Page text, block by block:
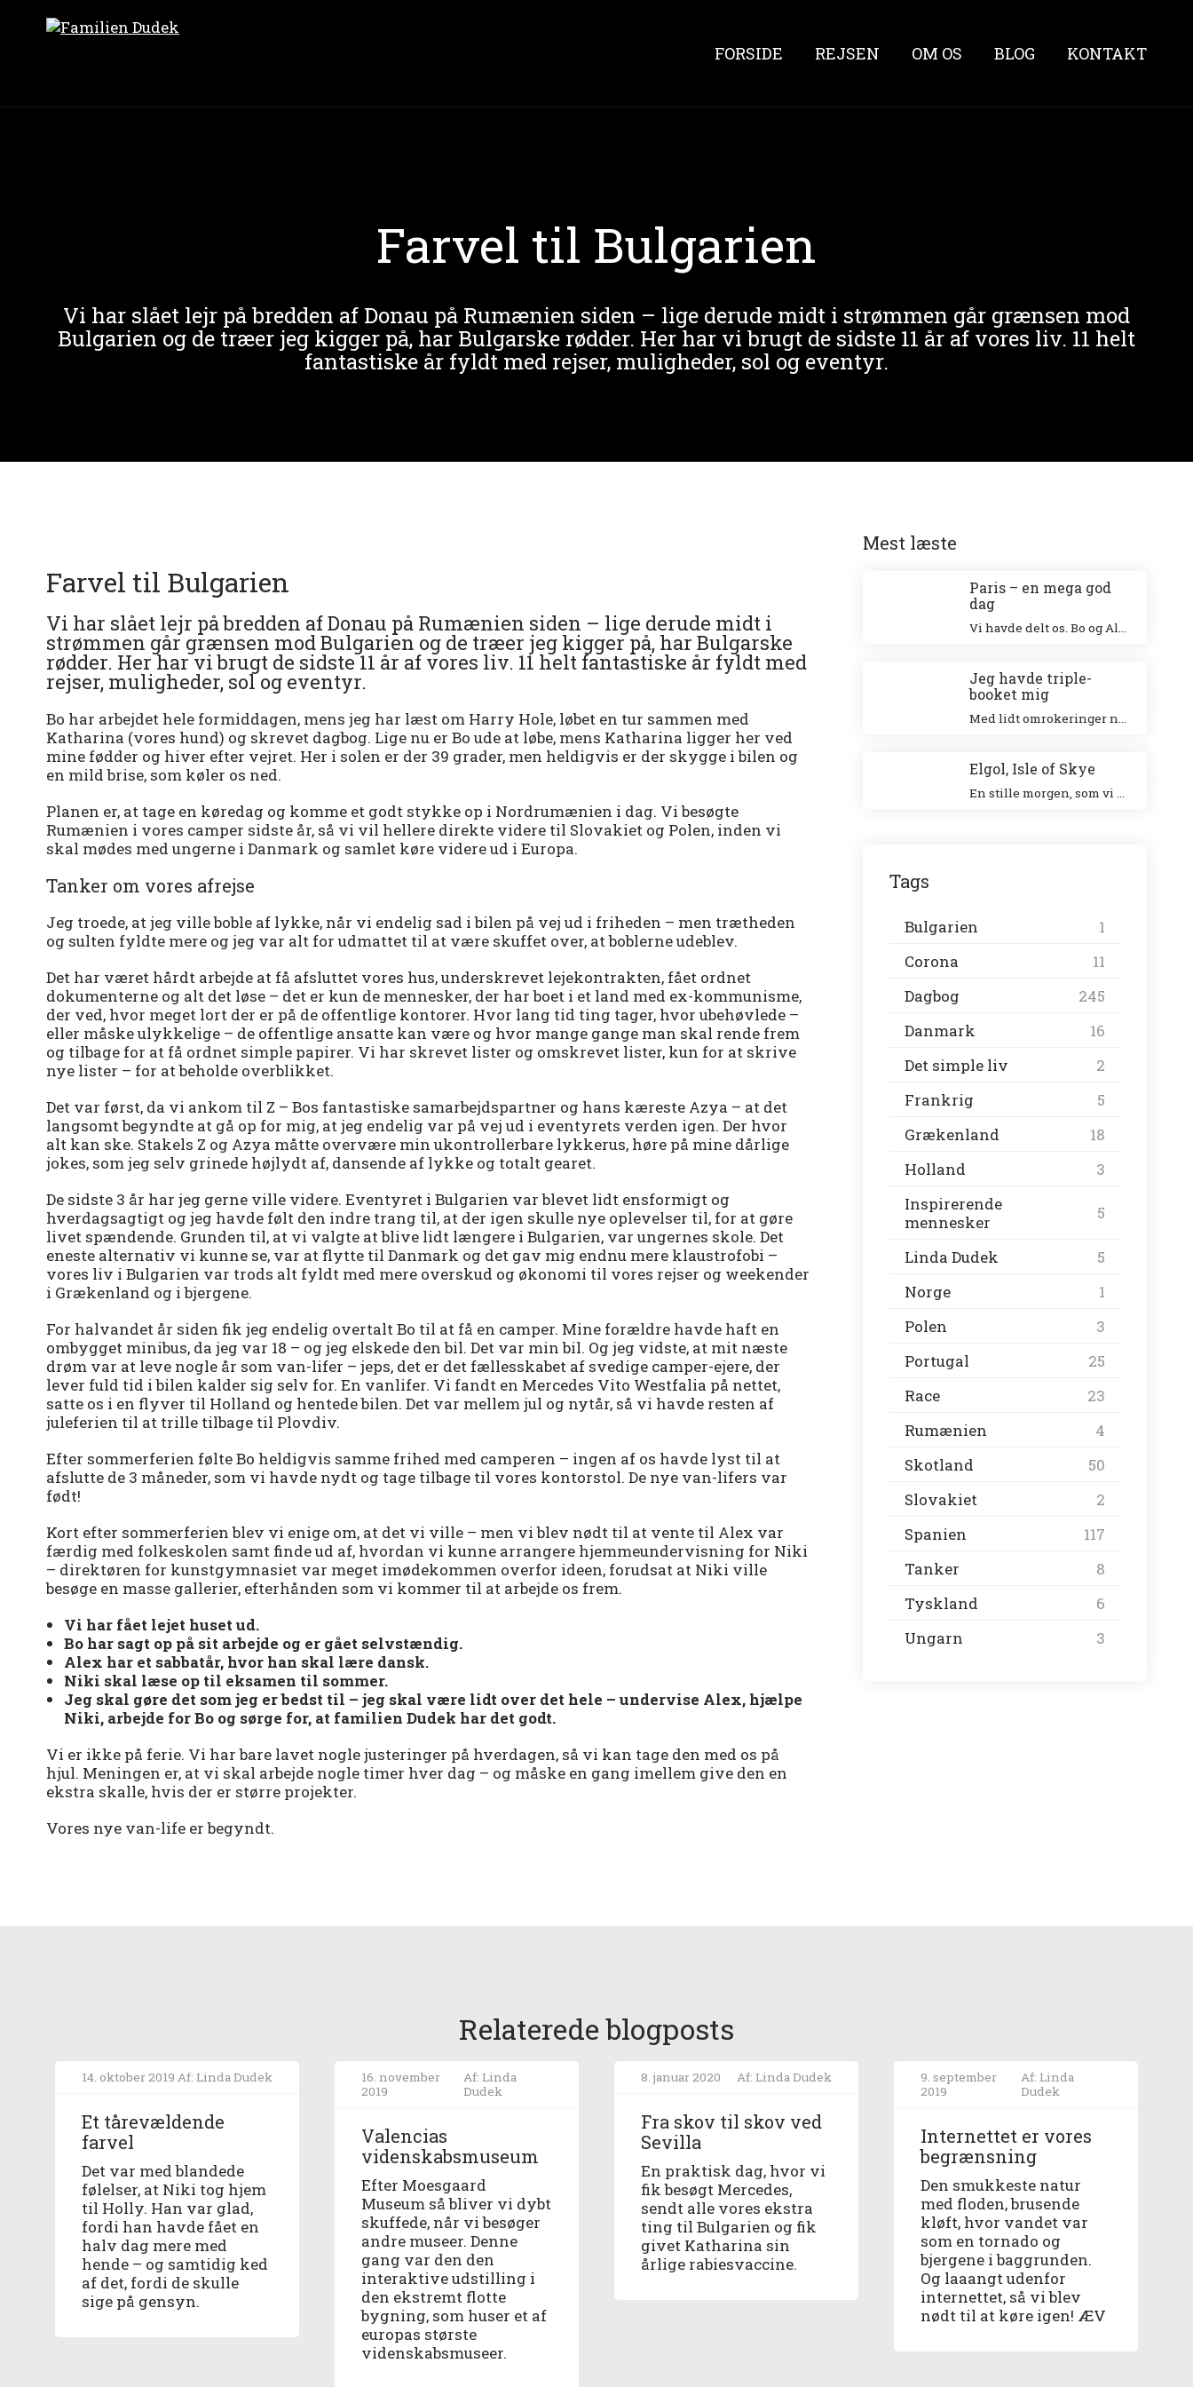
FORSIDE REJSEN OM OS BLOG KONTAKT
Farvel til Bulgarien
Vi har slået lejr på bredden af Donau på Rumænien siden – lige derude midt i strømmen går grænsen mod
Bulgarien og de træer jeg kigger på, har Bulgarske rødder. Her har vi brugt de sidste 11 år af vores liv. 11 helt
fantastiske år fyldt med rejser, muligheder, sol og eventyr.
Farvel til Bulgarien
Vi har slået lejr på bredden af Donau på Rumænien siden – lige derude midt i
strømmen går grænsen mod Bulgarien og de træer jeg kigger på, har Bulgarske
rødder. Her har vi brugt de sidste 11 år af vores liv. 11 helt fantastiske år fyldt med
rejser, muligheder, sol og eventyr.
Bo har arbejdet hele formiddagen, mens jeg har læst om Harry Hole, løbet en tur sammen med
Katharina (vores hund) og skrevet dagbog. Lige nu er Bo ude at løbe, mens Katharina ligger her ved
mine fødder og hiver efter vejret. Her i solen er der 39 grader, men heldigvis er der skygge i bilen og
en mild brise, som køler os ned.
Planen er, at tage en køredag og komme et godt stykke op i Nordrumænien i dag. Vi besøgte
Rumænien i vores camper sidste år, så vi vil hellere direkte videre til Slovakiet og Polen, inden vi
skal mødes med ungerne i Danmark og samlet køre videre ud i Europa.
Tanker om vores afrejse
Jeg troede, at jeg ville boble af lykke, når vi endelig sad i bilen på vej ud i friheden – men trætheden
og sulten fyldte mere og jeg var alt for udmattet til at være skuffet over, at boblerne udeblev.
Det har været hårdt arbejde at få afsluttet vores hus, underskrevet lejekontrakten, fået ordnet
dokumenterne og alt det løse – det er kun de mennesker, der har boet i et land med ex-kommunisme,
der ved, hvor meget lort der er på de offentlige kontorer. Hvor lang tid ting tager, hvor ubehøvlede –
eller måske ulykkelige – de offentlige ansatte kan være og hvor mange gange man skal rende frem
og tilbage for at få ordnet simple papirer. Vi har skrevet lister og omskrevet lister, kun for at skrive
nye lister – for at beholde overblikket.
Det var først, da vi ankom til Z – Bos fantastiske samarbejdspartner og hans kæreste Azya – at det
langsomt begyndte at gå op for mig, at jeg endelig var på vej ud i eventyrets verden igen. Der hvor
alt kan ske. Stakels Z og Azya måtte overvære min ukontrollerbare lykkerus, høre på mine dårlige
jokes, som jeg selv grinede højlydt af, dansende af lykke og totalt gearet.
De sidste 3 år har jeg gerne ville videre. Eventyret i Bulgarien var blevet lidt ensformigt og
hverdagsagtigt og jeg havde følt den indre trang til, at der igen skulle nye oplevelser til, for at gøre
livet spændende. Grunden til, at vi valgte at blive lidt længere i Bulgarien, var ungernes skole. Det
eneste alternativ vi kunne se, var at flytte til Danmark og det gav mig endnu mere klaustrofobi –
vores liv i Bulgarien var trods alt fyldt med mere overskud og økonomi til vores rejser og weekender
i Grækenland og i bjergene.
For halvandet år siden fik jeg endelig overtalt Bo til at få en camper. Mine forældre havde haft en
ombygget minibus, da jeg var 18 – og jeg elskede den bil. Det var min bil. Og jeg vidste, at mit næste
drøm var at leve nogle år som van-lifer – jeps, det er det fællesskabet af svedige camper-ejere, der
lever fuld tid i bilen kalder sig selv for. En vanlifer. Vi fandt en Mercedes Vito Westfalia på nettet,
satte os i en flyver til Holland og hentede bilen. Det var mellem jul og nytår, så vi havde resten af
juleferien til at trille tilbage til Plovdiv.
Efter sommerferien følte Bo heldigvis samme frihed med camperen – ingen af os havde lyst til at
afslutte de 3 måneder, som vi havde nydt og tage tilbage til vores kontorstol. De nye van-lifers var
født!
Kort efter sommerferien blev vi enige om, at det vi ville – men vi blev nødt til at vente til Alex var
færdig med folkeskolen samt finde ud af, hvordan vi kunne arrangere hjemmeundervisning for Niki
– direktøren for kunstgymnasiet var meget imødekommen overfor ideen, forudsat at Niki ville
besøge en masse gallerier, efterhånden som vi kommer til at arbejde os frem.
Vi har fået lejet huset ud.
Bo har sagt op på sit arbejde og er gået selvstændig.
Alex har et sabbatår, hvor han skal lære dansk.
Niki skal læse op til eksamen til sommer.
Jeg skal gøre det som jeg er bedst til – jeg skal være lidt over det hele – undervise Alex, hjælpe
Niki, arbejde for Bo og sørge for, at familien Dudek har det godt.
Vi er ikke på ferie. Vi har bare lavet nogle justeringer på hverdagen, så vi kan tage den med os på
hjul. Meningen er, at vi skal arbejde nogle timer hver dag – og måske en gang imellem give den en
ekstra skalle, hvis der er større projekter.
Vores nye van-life er begyndt.
Mest læste
Paris – en mega god
dag
Vi havde delt os. Bo og Alex besøgte Eiffeltårnet og Niki og jeg besøgte Louvre. Jeg klatrede op i Eiffeltårnet for 20 år siden sammen med min veninde Tina og Niki ville allerhelst besøge Louvre.
Jeg havde triple-
booket mig
Med lidt omrokeringer nåede jeg det hele – og helt uden stress.
Elgol, Isle of Skye
En stille morgen, som vi nød ved den smukke havn. Vi gik en tur langs landsbyen ud til forsamlingshuset, hvor der var små boder, der solgte lokale ting.
Tags
Bulgarien
1
Corona
11
Dagbog
245
Danmark
16
Det simple liv
2
Frankrig
5
Grækenland
18
Holland
3
Inspirerende
mennesker
5
Linda Dudek
5
Norge
1
Polen
3
Portugal
25
Race
23
Rumænien
4
Skotland
50
Slovakiet
2
Spanien
117
Tanker
8
Tyskland
6
Ungarn
3
Relaterede blogposts
14. oktober 2019 Af: Linda Dudek
Et tårevældende
farvel
Det var med blandede
følelser, at Niki tog hjem
til Holly. Han var glad,
fordi han havde fået en
halv dag mere med
hende – og samtidig ked
af det, fordi de skulle
sige på gensyn.
16. november
2019
Af: Linda
Dudek
Valencias
videnskabsmuseum
Efter Moesgaard
Museum så bliver vi dybt
skuffede, når vi besøger
andre museer. Denne
gang var den den
interaktive udstilling i
den ekstremt flotte
bygning, som huser et af
europas største
videnskabsmuseer.
8. januar 2020 Af: Linda Dudek
Fra skov til skov ved
Sevilla
En praktisk dag, hvor vi
fik besøgt Mercedes,
sendt alle vores ekstra
ting til Bulgarien og fik
givet Katharina sin
årlige rabiesvaccine.
9. september
2019
Af: Linda
Dudek
Internettet er vores
begrænsning
Den smukkeste natur
med floden, brusende
kløft, hvor vandet var
som en tornado og
bjergene i baggrunden.
Og laaangt udenfor
internettet, så vi blev
nødt til at køre igen! ÆV